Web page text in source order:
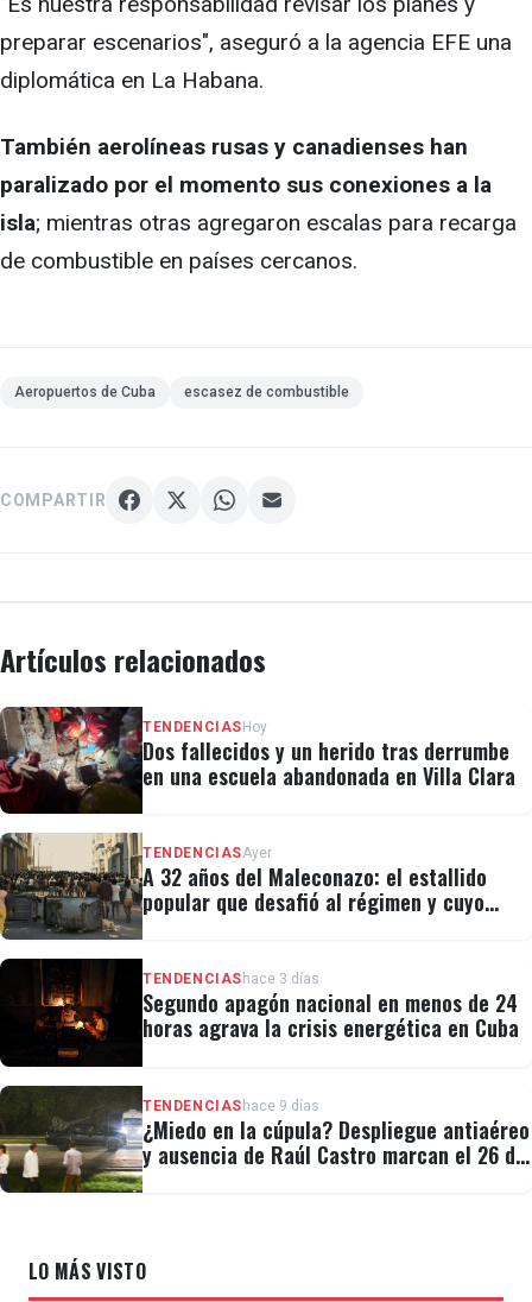
preparar escenarios", aseguró a la agencia EFE una
diplomática en La Habana.
También aerolíneas rusas y canadienses han
paralizado por el momento sus conexiones a la
isla; mientras otras agregaron escalas para recarga
de combustible en países cercanos.
Aeropuertos de Cuba escasez de combustible
COMPARTIR
Artículos relacionados
TENDENCIAS Hoy
Dos fallecidos y un herido tras derrumbe
en una escuela abandonada en Villa Clara
TENDENCIASAyer
A 32 años del Maleconazo: el estallido
popular que desafió al régimen y cuyo
TENDENCIAS hace 3 días
Segundo apagón nacional en menos de 24
horas agrava la crisis energética en Cuba
TENDENCIAS hace 9 días
¿Miedo en la cúpula? Despliegue antiaéreo
y ausencia de Raúl Castro marcan el 26 de
LO MÁS VISTO